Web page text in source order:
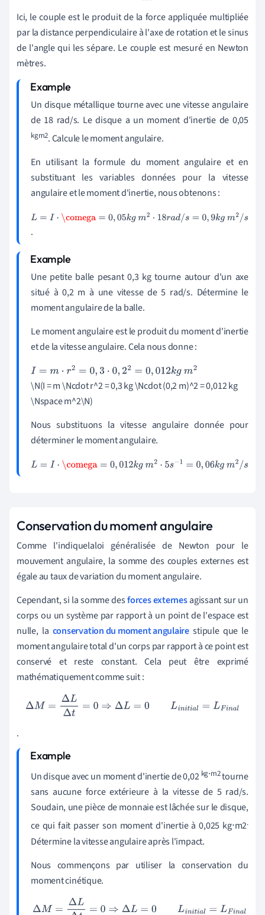
Ici, le couple est le produit de la force appliquée multipliée
par la distance perpendiculaire à l'axe de rotation et le sinus
de l'angle qui les sépare. Le couple est mesuré en Newton
mètres.
Un disque métallique tourne avec une vitesse angulaire
de 18 rad/s. Le disque a un moment d'inertie de 0,05
kgm2. Calcule le moment angulaire.
En utilisant la formule du moment angulaire et en
substituant les variables données pour la vitesse
angulaire et le moment d'inertie, nous obtenons :
L
=
c
o
m
e
g
0
0
5
k
g
2⋅
a
d
/s
=
9
k
g
m
2
/s
.
Une petite balle pesant 0,3 kg tourne autour d'un axe
situé à 0,2 m à une vitesse de 5 rad/s. Détermine le
moment angulaire de la balle.
Le moment angulaire est le produit du moment d'inertie
et de la vitesse angulaire. Cela nous donne :
I= m⋅ r2= 0 ,3⋅0,22=0,012k gm 2
\N(I = m \Ncdot r^2 = 0,3 kg \Ncdot (0,2 m)^2 = 0,012 kg
\Nspace m^2\N)
Nous substituons la vitesse angulaire donnée pour
déterminer le moment angulaire.
L= I⋅\comega=0,012k gm2⋅5s−1=0, 06kgm2/ s
Conservation du moment angulaire
Comme l'indiquelaloi généralisée de Newton pour le
mouvement angulaire, la somme des couples externes est
égale au taux de variation du moment angulaire.
Cependant, si la somme desforces externesagissant sur un
corps ou un système par rapport à un point de l'espace est
nulle, la conservation du moment angulaire stipule que le
moment angulaire total d'un corps par rapport à ce point est
conservé et reste constant. Cela peut être exprimé
mathématiquement comme suit :
ΔM=Δ LΔt=0 ⇒ΔL =0L in LFi nal
.
Un disque avec un moment d'inertie de 0,02 kg⋅m2tourne
sans aucune force extérieure à la vitesse de 5 rad/s.
Soudain, une pièce de monnaie est lâchée sur le disque,
ce qui fait passer son moment d'inertie à 0,025 kg⋅m2.
Détermine la vitesse angulaire après l'impact.
Nous commençons par utiliser la conservation du
moment cinétique.
ΔM=Δ LΔt=0 ⇒ΔL =0L in LFi nal